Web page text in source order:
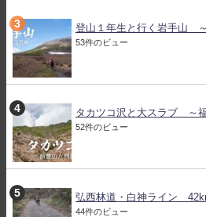
登山１年生と行く岩手山
53件のビュー
タカツコ沢と大スラブ ～
52件のビュー
弘西林道・白神ライン
44件のビュー